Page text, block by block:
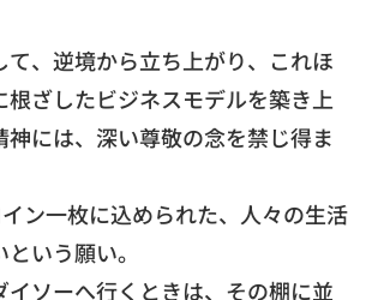
、逆境から立ち上がり、 これほ
根ざしたビジネスモデルを築き上
神には、深い尊敬の念を禁じ得ま
ン一枚に込められた、 人々の生活
いう願い。
ソーへ行くときは、 その棚に並